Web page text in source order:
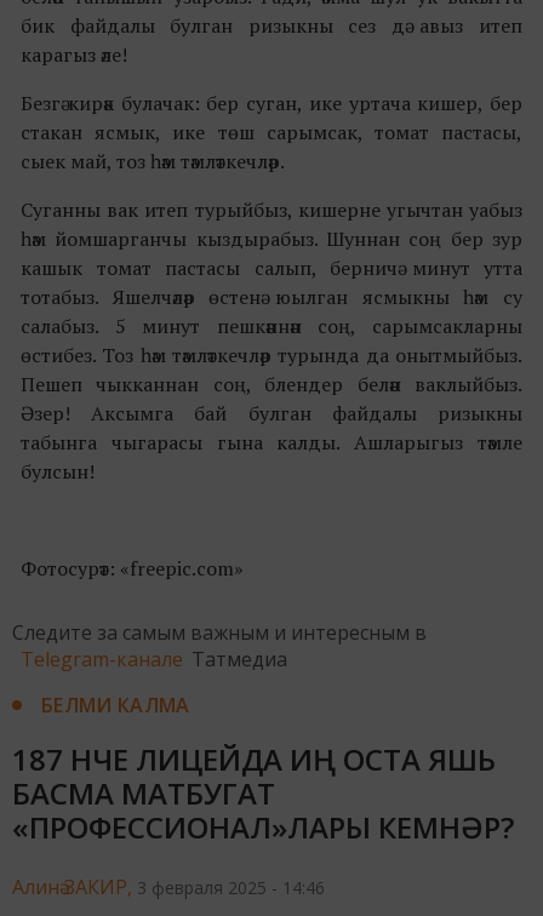
бик файдалы булган ризыкны сез дә авыз итеп
карагыз әле!
Безгә кирәк булачак: бер суган, ике уртача кишер, бер
стакан ясмык, ике төш сарымсак, томат пастасы,
сыек май, тоз һәм тәмләткечләр.
Суганны вак итеп турыйбыз, кишерне угычтан уабыз
һәм йомшарганчы кыздырабыз. Шуннан соң бер зур
кашык томат пастасы салып, берничә минут утта
тотабыз. Яшелчәләр өстенә юылган ясмыкны һәм су
салабыз. 5 минут пешкәннән соң, сарымсакларны
өстибез. Тоз һәм тәмләткечләр турында да онытмыйбыз.
Пешеп чыкканнан соң, блендер белән ваклыйбыз.
Әзер! Аксымга бай булган файдалы ризыкны
табынга чыгарасы гына калды. Ашларыгыз тәмле
булсын!
Фотосурәт: «freepic.com»
Следите за самым важным и интересным в
Telegram-канале Татмедиа
БЕЛМИ КАЛМА
187 НЧЕ ЛИЦЕЙДА ИҢ ОСТА ЯШЬ
БАСМА МАТБУГАТ
«ПРОФЕССИОНАЛ»ЛАРЫ КЕМНӘР?
Алинә ЗАКИР, 3 февраля 2025 - 14:46